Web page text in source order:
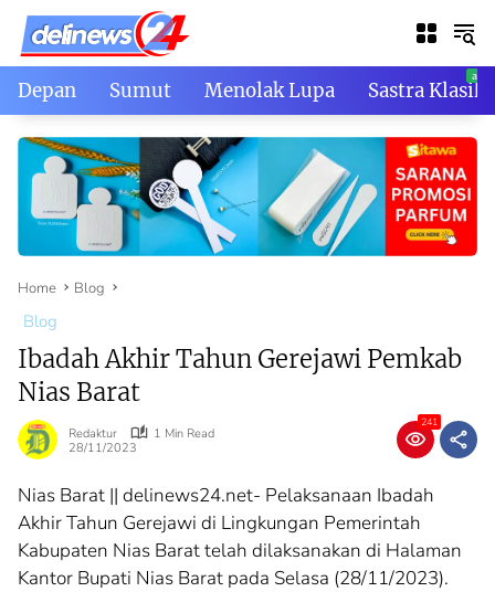
Skip
content
Depan Sumut Menolak Lupa Sastra Klasik
Home Blog
Blog
Ibadah Akhir Tahun Gerejawi Pemkab
Nias Barat
Redaktur
1 Min Read
28/11/2023
241
Nias Barat || delinews24.net- Pelaksanaan Ibadah
Akhir Tahun Gerejawi di Lingkungan Pemerintah
Kabupaten Nias Barat telah dilaksanakan di Halaman
Kantor Bupati Nias Barat pada Selasa (28/11/2023).